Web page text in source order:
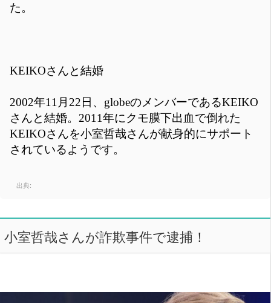
た。
KEIKOさんと結婚
2002年11月22日、globeのメンバーであるKEIKO
さんと結婚。2011年にクモ膜下出血で倒れた
KEIKOさんを小室哲哉さんが献身的にサポート
されているようです。
出典:
小室哲哉さんが詐欺事件で逮捕！